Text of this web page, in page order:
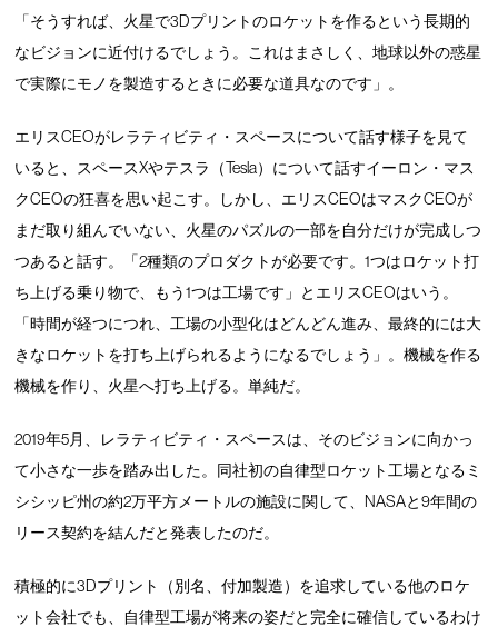
「そうすれば、火星で3Dプリントのロケットを作るという長期的
なビジョンに近付けるでしょう。これはまさしく、地球以外の惑星
で実際にモノを製造するときに必要な道具なのです」。
エリスCEOがレラティビティ・スペースについて話す様子を見て
いると、スペースXやテスラ（Tesla）について話すイーロン・マス
クCEOの狂喜を思い起こす。しかし、エリスCEOはマスクCEOが
まだ取り組んでいない、火星のパズルの一部を自分だけが完成しつ
つあると話す。「2種類のプロダクトが必要です。1つはロケット打
ち上げる乗り物で、もう1つは工場です」とエリスCEOはいう。
「時間が経つにつれ、工場の小型化はどんどん進み、最終的には大
きなロケットを打ち上げられるようになるでしょう」。機械を作る
機械を作り、火星へ打ち上げる。単純だ。
2019年5月、レラティビティ・スペースは、そのビジョンに向かっ
て小さな一歩を踏み出した。同社初の自律型ロケット工場となるミ
シシッピ州の約2万平方メートルの施設に関して、NASAと9年間の
リース契約を結んだと発表したのだ。
積極的に3Dプリント（別名、付加製造）を追求している他のロケ
ット会社でも、自律型工場が将来の姿だと完全に確信しているわけ